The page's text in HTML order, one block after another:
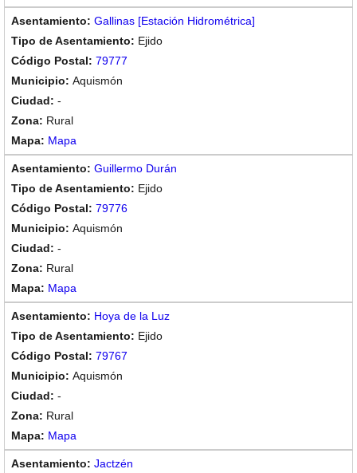
Gallinas [Estación Hidrométrica]
Ejido
79777
Aquismón
-
Rural
Mapa
Guillermo Durán
Ejido
79776
Aquismón
-
Rural
Mapa
Hoya de la Luz
Ejido
79767
Aquismón
-
Rural
Mapa
Jactzén